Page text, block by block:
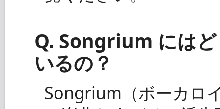
Q. Songrium には
いるの？
Songrium（ボーカロ